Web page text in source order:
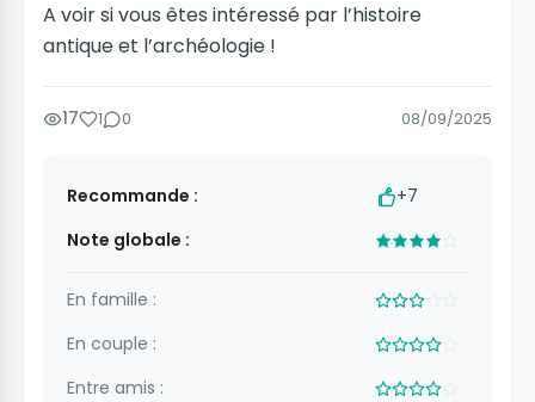
A voir si vous êtes intéressé par l’histoire
antique et l’archéologie !
17 1 0 08/09/2025
Recommande :
+7
Note globale :
En famille :
En couple :
Entre amis :